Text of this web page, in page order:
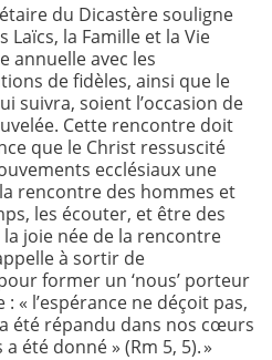
du Dicastère souligne
Laïcs, la Famille et la Vie
annuelle avec les
de fidèles, ainsi que le
suivra, soient l’occasion de
Cette rencontre doit
que le Christ ressuscité
ecclésiaux une
rencontre des hommes et
les écouter, et être des
joie née de la rencontre
à sortir de
former un ‘nous’ porteur
« l’espérance ne déçoit pas,
été répandu dans nos cœurs
été donné » (Rm 5, 5). »